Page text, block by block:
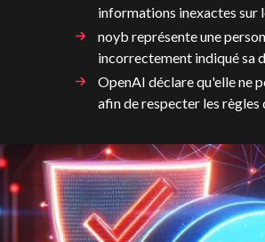
informations inexactes sur
noyb représente une
incorrectement indiqué sa
OpenAI déclare qu'elle ne
afin de respecter les règles